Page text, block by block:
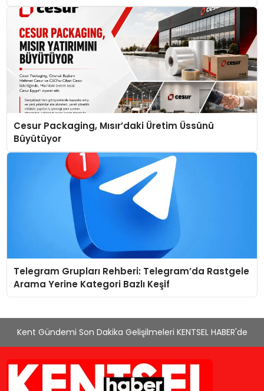
Cesur Packaging, Mısır’daki Üretim Üssünü
Büyütüyor
Telegram Grupları Rehberi: Telegram’da Rastgele
Arama Yerine Kategori Bazlı Keşif
Kent Gündemi Son Dakika Gelişilmeleri KENTSEL HABER'de